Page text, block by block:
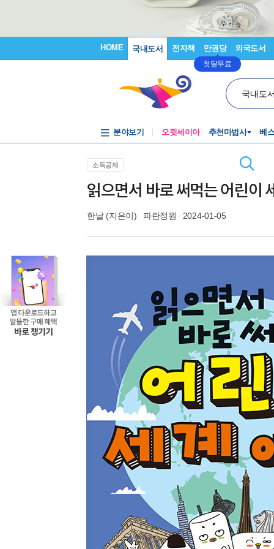
HOME 국내도서 전자책 만권당
첫달무료
외국도서
국내도
분야보기 오뒷세이아 추천마법사 베
소득공제
읽으면서 바로 써먹는 어린이
한날(지은이) 파란정원 2024-01-05